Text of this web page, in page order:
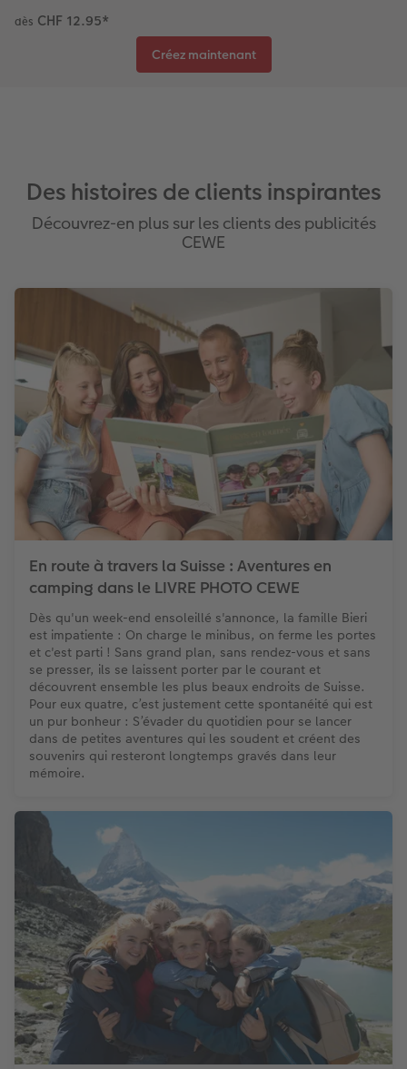
Accessoires
CEWE myPhotos
Nouveautés
dès CHF 12.95*
Créez maintenant
Des histoires de clients inspirantes
Découvrez-en plus sur les clients des publicités
CEWE
En route à travers la Suisse : Aventures en
camping dans le LIVRE PHOTO CEWE
Dès qu'un week-end ensoleillé s'annonce, la famille Bieri
est impatiente : On charge le minibus, on ferme les portes
et c'est parti ! Sans grand plan, sans rendez-vous et sans
se presser, ils se laissent porter par le courant et
découvrent ensemble les plus beaux endroits de Suisse.
Pour eux quatre, c’est justement cette spontanéité qui est
un pur bonheur : S’évader du quotidien pour se lancer
dans de petites aventures qui les soudent et créent des
souvenirs qui resteront longtemps gravés dans leur
mémoire.